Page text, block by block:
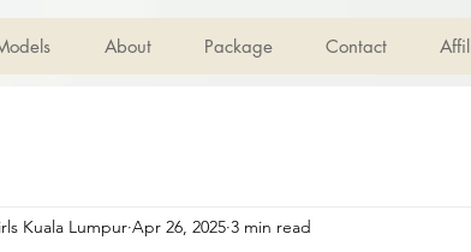
About Package Contact
Kuala Lumpur Apr 26, 2025 3 min read